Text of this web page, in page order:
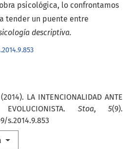
LA INTENCIONALIDAD ANTE
Stoa, 5(9).
s.2014.9.853
psicológica, lo confrontamos
tender un puente entre
descriptiva.